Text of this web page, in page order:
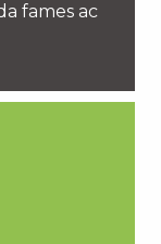
fames ac